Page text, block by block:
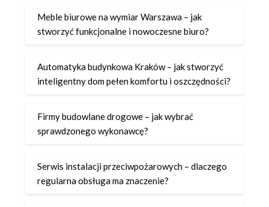
Meble biurowe na wymiar Warszawa – jak
stworzyć funkcjonalne i nowoczesne biuro?
Automatyka budynkowa Kraków – jak stworzyć
inteligentny dom pełen komfortu i oszczędności?
Firmy budowlane drogowe – jak wybrać
sprawdzonego wykonawcę?
Serwis instalacji przeciwpożarowych – dlaczego
regularna obsługa ma znaczenie?